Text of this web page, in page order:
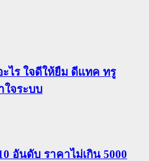
ไร ใจดีให้ยืม ดีแทค ทรู
ใจระบบ
อันดับ ราคาไม่เกิน 5000